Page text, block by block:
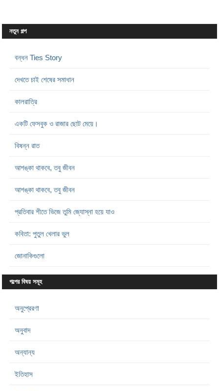
নতুন গল্প
বন্ধন Ties Story
দেখতে চাই শেষের সমাধান
কালরাত্রি
একটি ফেসবুক ও রাজার ছোট মেয়ে।
বিষন্ন রাত
আশঙ্কা থাকবে, তবু জীবন
আশঙ্কা থাকবে, তবু জীবন
প্রতিবার শীতে ভিজে তুমি জ্যোস্না হয়ে যাও
কবিতা: পুতুল খেলার ভুল
জোনাকিগুলো
গল্পের বিষয় সমূহ
অনুপ্রেরণা
অনুবাদ
অন্যান্য
ইতিহাস